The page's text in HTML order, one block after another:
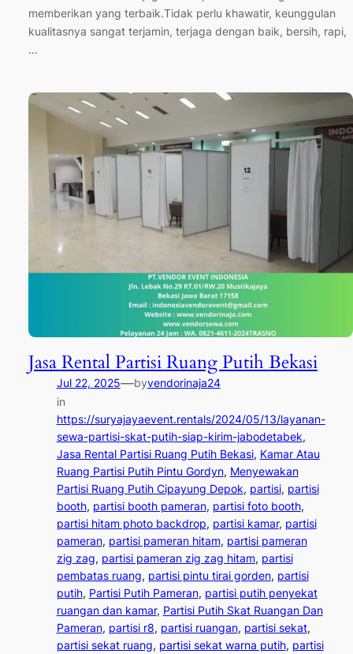
memberikan yang terbaik.Tidak perlu khawatir, keunggulan
kualitasnya sangat terjamin, terjaga dengan baik, bersih, rapi,
…
Jasa Rental Partisi Ruang Putih Bekasi
Jul 22, 2025—byvendorinaja24
in
https://suryajayaevent.rentals/2024/05/13/layanan-
sewa-partisi-skat-putih-siap-kirim-jabodetabek
Jasa Rental Partisi Ruang Putih Bekasi, Kamar Atau
Ruang Partisi Putih Pintu Gordyn, Menyewakan
Partisi Ruang Putih Cipayung Depok, partisi, partisi
booth, partisi booth pameran, partisi foto booth
partisi hitam photo backdrop, partisi kamar, partisi
pameran, partisi pameran hitam, partisi pameran
zig zag, partisi pameran zig zag hitam, partisi
pembatas ruang, partisi pintu tirai gorden, partisi
putih, Partisi Putih Pameran, partisi putih penyekat
ruangan dan kamar, Partisi Putih Skat Ruangan Dan
Pameran, partisi r8, partisi ruangan, partisi sekat
partisi sekat ruang, partisi sekat warna putih, partisi